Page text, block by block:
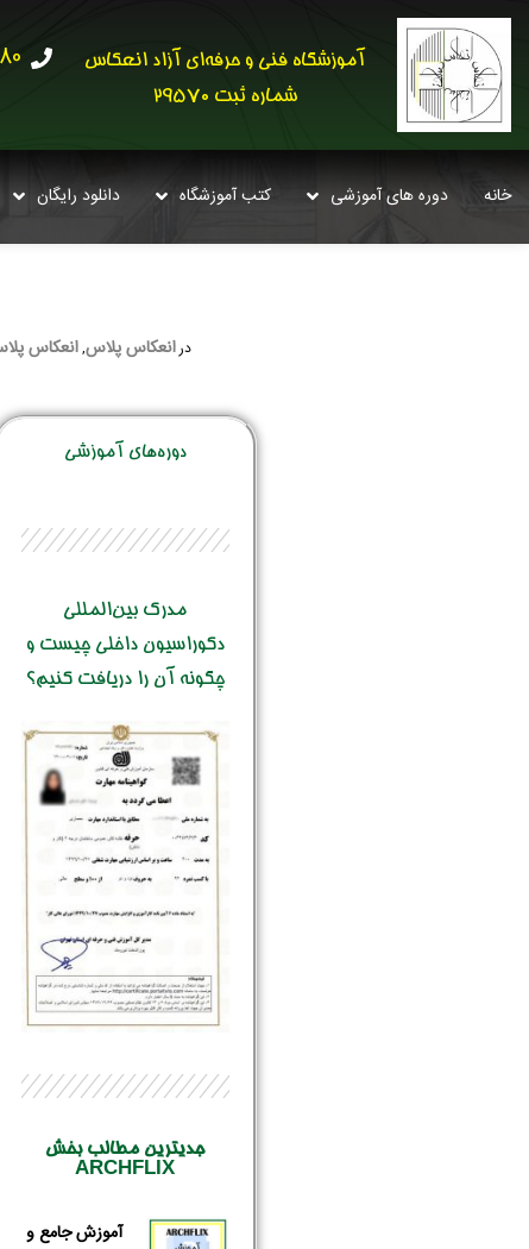
آموزشگاه فنی و حرفه‌ای آزاد انعکاس
شماره ثبت 29570
خانه دوره های آموزشی کتب آموزشگاه دانلود رایگان
درانعکاس پلاس,انعکاس
دوره‌‌های آموزشی
مدرک بین‌المللی
دکوراسیون داخلی چیست و
چگونه آن را دریافت کنیم؟
جدیترین مطالب بخش
ARCHFLIX
آموزش جامع و